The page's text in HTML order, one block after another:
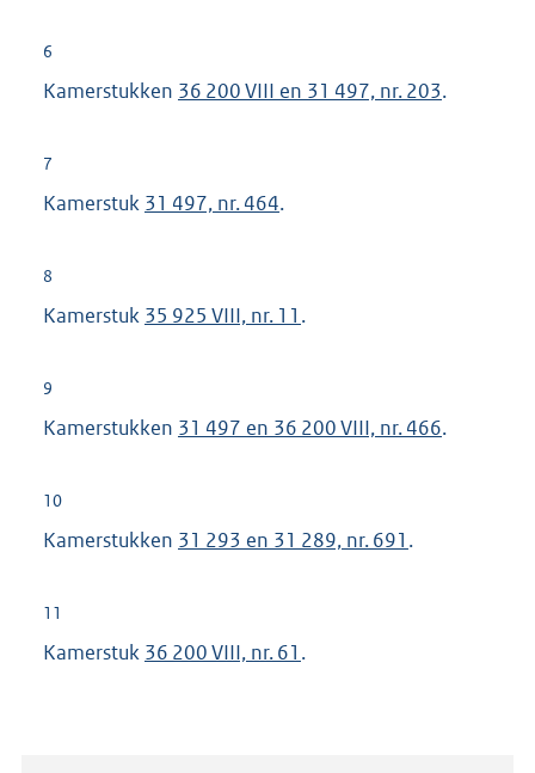
6
Kamerstukken 36 200 VIII en 31 497, nr. 203.
7
Kamerstuk 31 497, nr. 464.
8
Kamerstuk 35 925 VIII, nr. 11 .
9
Kamerstukken 31 497 en 36 200 VIII, nr. 466.
10
Kamerstukken 31 293 en 31 289, nr. 691 .
11
Kamerstuk 36 200 VIII, nr. 61 .